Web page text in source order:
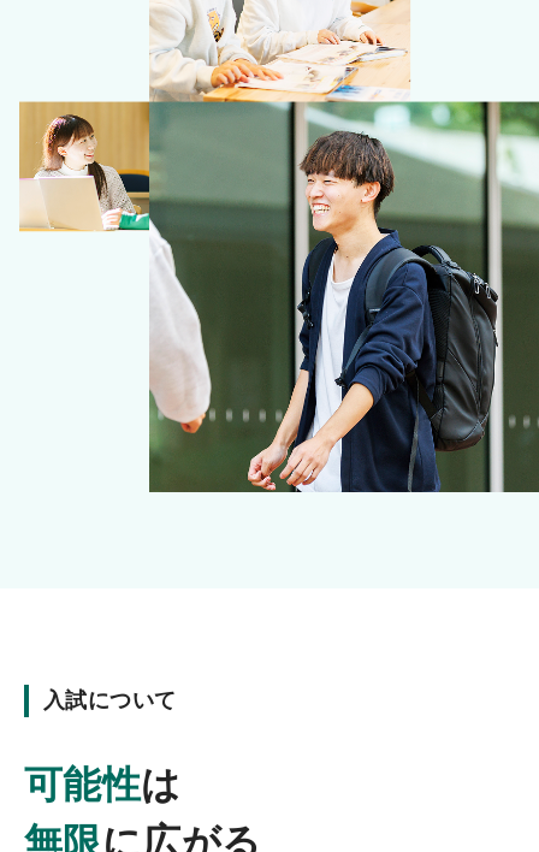
入試について
可能性は
無限に広がる